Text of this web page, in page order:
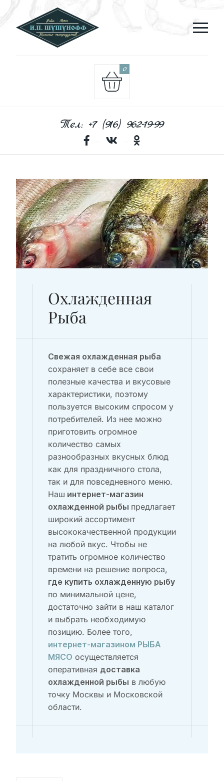
0
Тел: +7 (916) 962-19-99
Охлажденная
Рыба
Свежая охлажденная рыба
сохраняет в себе все свои
полезные качества и вкусовые
характеристики, поэтому
пользуется высоким спросом у
потребителей. Из нее можно
приготовить огромное
количество самых
разнообразных вкусных блюд
как для праздничного стола,
так и для повседневного меню.
Наш интернет-магазин
охлажденной рыбы предлагает
широкий ассортимент
высококачественной продукции
на любой вкус. Чтобы не
тратить огромное количество
времени на решение вопроса,
где купить охлажденную рыбу
по минимальной цене,
достаточно зайти в наш каталог
и выбрать необходимую
позицию. Более того,
интернет-магазином РЫБА
МЯСО осуществляется
оперативная доставка
охлажденной рыбы в любую
точку Москвы и Московской
области.